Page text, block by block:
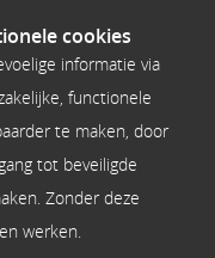
cookies
informatie via
functionele
te maken, door
tot beveiligde
Zonder deze
werken.